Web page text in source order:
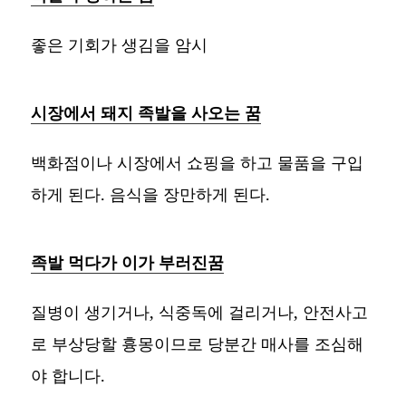
좋은 기회가 생김을 암시
시장에서 돼지 족발을 사오는 꿈
백화점이나 시장에서 쇼핑을 하고 물품을 구입
하게 된다. 음식을 장만하게 된다.
족발 먹다가 이가 부러진꿈
질병이 생기거나, 식중독에 걸리거나, 안전사고
로 부상당할 흉몽이므로 당분간 매사를 조심해
야 합니다.